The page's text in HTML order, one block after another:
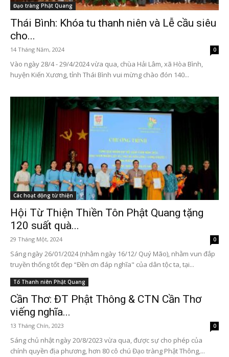
Đạo tràng Phật Quang
Thái Bình: Khóa tu thanh niên và Lễ cầu siêu
cho...
14 Tháng Năm, 2024 0
Vào ngày 28/4 - 29/4/2024 vừa qua, chùa Hải Lâm, xã Hòa Bình,
huyện Kiến Xương, tỉnh Thái Bình vui mừng chào đón 140...
Các hoạt động từ thiện
Hội Từ Thiện Thiền Tôn Phật Quang tặng
120 suất quà...
29 Tháng Một, 2024 0
Sáng ngày 26/01/2024 (nhằm ngày 16/12/ Quý Mão), nhằm vun đắp
truyền thống tốt đẹp “Đền ơn đáp nghĩa" của dân tộc ta, tại...
Tổ Thanh niên Phật Quang
Cần Thơ: ĐT Phật Thông & CTN Cần Thơ
viếng nghĩa...
13 Tháng Chín, 2023 0
Sáng chủ nhật ngày 20/8/2023 vừa qua, được sự cho phép của
chính quyền địa phương, hơn 80 cô chú Đạo tràng Phật Thông,...